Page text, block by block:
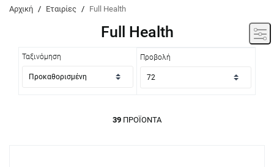
Αρχική / Εταιρίες / Full Health
Full Health
Ταξινόμηση Προβολή
39 ΠΡΟΪΌΝΤΑ